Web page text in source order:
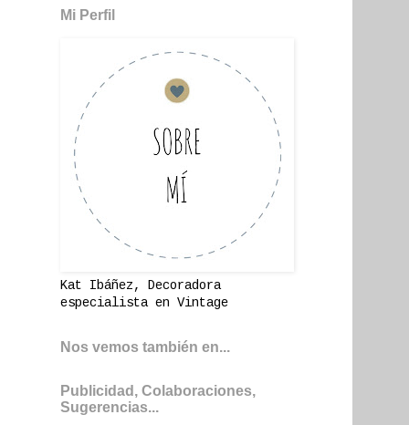
Mi Perfil
Kat Ibáñez, Decoradora
especialista en Vintage
Nos vemos también en...
Publicidad, Colaboraciones,
Sugerencias...